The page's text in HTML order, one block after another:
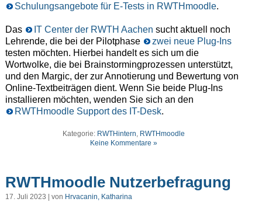
Schulungsangebote für E-Tests in RWTHmoodle.
Das IT Center der RWTH Aachen sucht aktuell noch
Lehrende, die bei der Pilotphase
zwei neue Plug-Ins
testen möchten. Hierbei handelt es sich um die
Wortwolke, die bei Brainstormingprozessen unterstützt,
und den Margic, der zur Annotierung und Bewertung von
Online-Textbeiträgen dient. Wenn Sie beide Plug-Ins
installieren möchten, wenden Sie sich an den
RWTHmoodle Support des IT-Desk.
Kategorie: RWTHintern, RWTHmoodle
Keine Kommentare »
RWTHmoodle Nutzerbefragung
17. Juli 2023 | von Hrvacanin, Katharina